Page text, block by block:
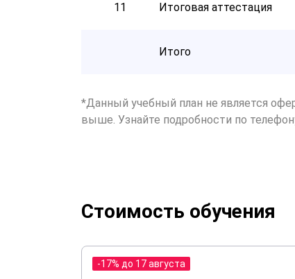
11 Итоговая аттестация
Итого
*Данный учебный план не является
выше. Узнайте подробности по
Стоимость обучения
-17% до 17 августа